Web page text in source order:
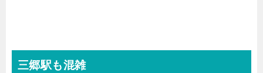
三郷駅も混雑